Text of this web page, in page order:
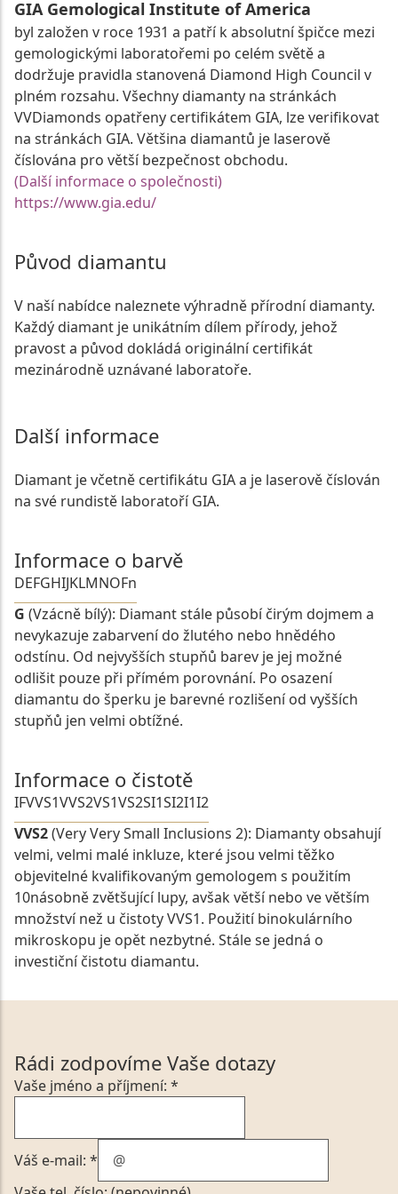
GIA Gemological Institute of America
byl založen v roce 1931 a patří k absolutní špičce mezi
gemologickými laboratořemi po celém světě a
dodržuje pravidla stanovená Diamond High Council v
plném rozsahu. Všechny diamanty na stránkách
VVDiamonds opatřeny certifikátem GIA, lze verifikovat
na stránkách GIA. Většina diamantů je laserově
číslována pro větší bezpečnost obchodu.
(Další informace o společnosti)
https://www.gia.edu/
Původ diamantu
V naší nabídce naleznete výhradně přírodní diamanty.
Každý diamant je unikátním dílem přírody, jehož
pravost a původ dokládá originální certifikát
mezinárodně uznávané laboratoře.
Další informace
Diamant je včetně certifikátu GIA a je laserově číslován
na své rundistě laboratoří GIA.
Informace o barvě
DEFGHIJKLMNOFn
G (Vzácně bílý): Diamant stále působí čirým dojmem a
nevykazuje zabarvení do žlutého nebo hnědého
odstínu. Od nejvyšších stupňů barev je jej možné
odlišit pouze při přímém porovnání. Po osazení
diamantu do šperku je barevné rozlišení od vyšších
stupňů jen velmi obtížné.
Informace o čistotě
IFVVS1VVS2VS1VS2SI1SI2I1I2
VVS2(Very Very Small Inclusions 2): Diamanty obsahují
velmi, velmi malé inkluze, které jsou velmi těžko
objevitelné kvalifikovaným gemologem s použitím
10násobně zvětšující lupy, avšak větší nebo ve větším
množství než u čistoty VVS1. Použití binokulárního
mikroskopu je opět nezbytné. Stále se jedná o
investiční čistotu diamantu.
Rádi zodpovíme Vaše dotazy
Vaše jméno a příjmení: *
Váš e-mail: *